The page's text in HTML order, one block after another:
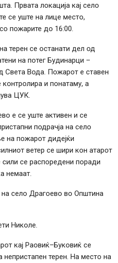
Првата локација кај село
се уште на лице место,
пожарите до 16:00.
терен се останати дел од
на потег Будинарци –
Света Вода. Пожарот е ставен
и понатаму, а
ЦУК.
е се уште активен и се
подрачја на село
на пожарот дидејќи
ветер се шири кон атарот
се распоредени поради
немаат.
село Драгоево во Општина
Николе.
кај Раовиќ–Буковиќ се
терен. На место на